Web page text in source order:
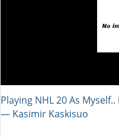
Playing NHL 20 As
― Kasimir Kaskisuo